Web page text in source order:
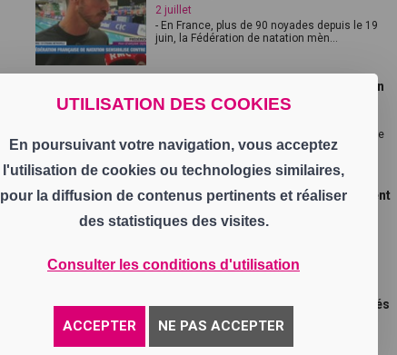
UTILISATION DES COOKIES
En poursuivant votre navigation, vous acceptez
l'utilisation de cookies ou technologies similaires,
pour la diffusion de contenus pertinents et réaliser
des statistiques des visites.
Consulter les conditions d'utilisation
ACCEPTER NE PAS ACCEPTER
2 juillet
- En France, plus de 90 noyades depuis le 19
juin, la Fédération de natation mèn...
Nouvelle étape dans la reconstruction
du pont...
- À Saint-Chamond, un courriel sur la canicule
et l'usage de l'IA déclenche une ...
Canicule : des associations organisent
26 juin
canicule et active son centre opé...
Canicule : Comment protéger les aînés
dans le...